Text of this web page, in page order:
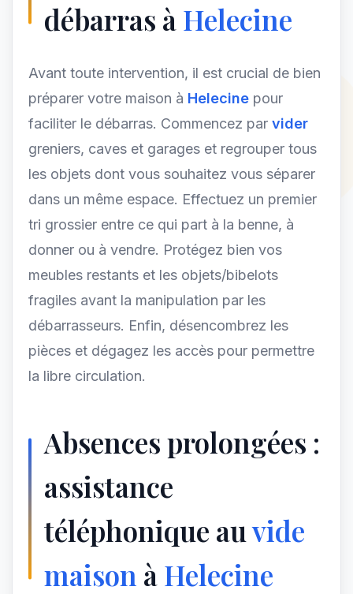
débarras àHelecine
Avant toute intervention, il est crucial de bien
préparer votre maison à Helecine pour
faciliter le débarras. Commencez par vider
greniers, caves et garages et regrouper tous
les objets dont vous souhaitez vous séparer
dans un même espace. Effectuez un premier
tri grossier entre ce qui part à la benne, à
donner ou à vendre. Protégez bien vos
meubles restants et les objets/bibelots
fragiles avant la manipulation par les
débarrasseurs. Enfin, désencombrez les
pièces et dégagez les accès pour permettre
la libre circulation.
Absences prolongées :
assistance
téléphonique auvide
maison àHelecine